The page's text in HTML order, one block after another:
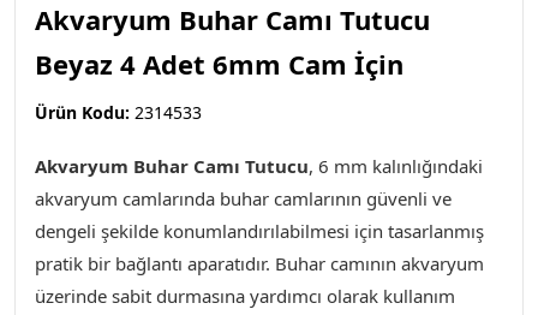
Akvaryum Buhar Camı Tutucu
Beyaz 4 Adet 6mm Cam İçin
Ürün Kodu: 2314533
Akvaryum Buhar Camı Tutucu, 6 mm kalınlığındaki
akvaryum camlarında buhar camlarının güvenli ve
dengeli şekilde konumlandırılabilmesi için tasarlanmış
pratik bir bağlantı aparatıdır. Buhar camının akvaryum
üzerinde sabit durmasına yardımcı olarak kullanım